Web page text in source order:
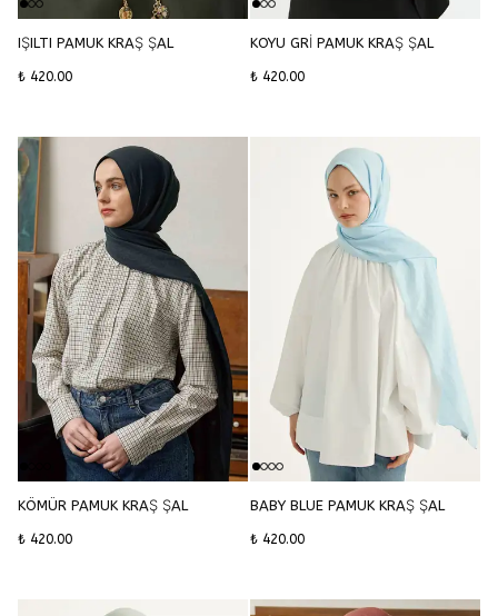
IŞILTI PAMUK KRAŞ ŞAL
₺ 420.00
KOYU GRİ PAMUK KRAŞ ŞAL
₺ 420.00
KÖMÜR PAMUK KRAŞ ŞAL
₺ 420.00
BABY BLUE PAMUK KRAŞ ŞAL
₺ 420.00